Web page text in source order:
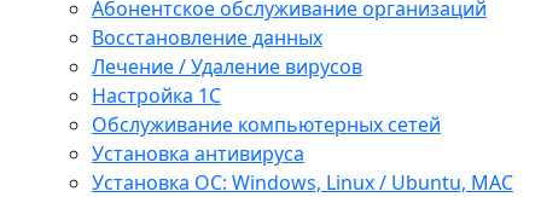
Абонентское обслуживание организаций
Восстановление данных
Лечение / Удаление вирусов
Настройка 1С
Обслуживание компьютерных сетей
Установка антивируса
Установка ОС: Windows, Linux / Ubuntu, МАС